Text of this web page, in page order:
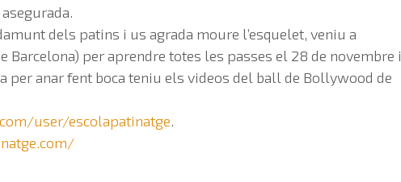
dels patins i us agrada moure l’esquelet, veniu a
Barcelona) per aprendre totes les passes el 28 de novembre i
ja per anar fent boca teniu els videos del ball de Bollywood de
user/escolapatinatge.
/